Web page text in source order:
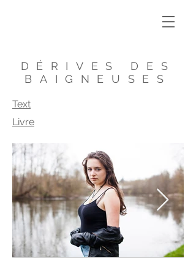
DÉRIVES DES
BAIGNEUSES
Text
Livre